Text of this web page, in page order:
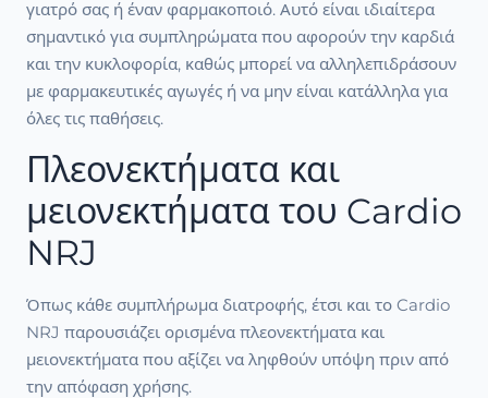
γιατρό σας ή έναν φαρμακοποιό. Αυτό είναι ιδιαίτερα
σημαντικό για συμπληρώματα που αφορούν την καρδιά
και την κυκλοφορία, καθώς μπορεί να αλληλεπιδράσουν
με φαρμακευτικές αγωγές ή να μην είναι κατάλληλα για
όλες τις παθήσεις.
Πλεονεκτήματα και
μειονεκτήματα του Cardio
NRJ
Όπως κάθε συμπλήρωμα διατροφής, έτσι και το Cardio
NRJ παρουσιάζει ορισμένα πλεονεκτήματα και
μειονεκτήματα που αξίζει να ληφθούν υπόψη πριν από
την απόφαση χρήσης.